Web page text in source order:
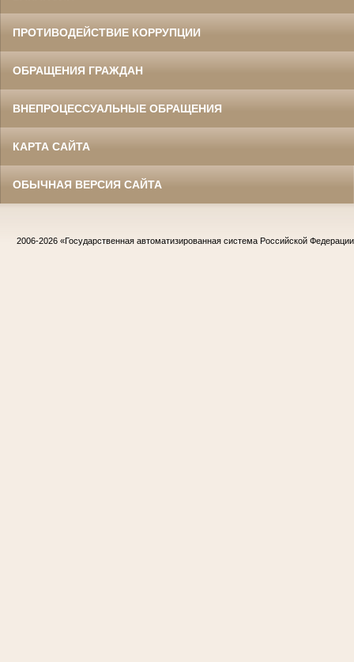
ПРОТИВОДЕЙСТВИЕ КОРРУПЦИИ
ОБРАЩЕНИЯ ГРАЖДАН
ВНЕПРОЦЕССУАЛЬНЫЕ ОБРАЩЕНИЯ
КАРТА САЙТА
ОБЫЧНАЯ ВЕРСИЯ САЙТА
2006-2026 «Государственная автоматизированная система Российской